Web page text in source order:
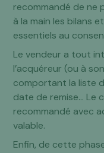
recommandé de ne
à la main les bilans
essentiels au
Le vendeur a tout
l’acquéreur (ou à
comportant la liste
date de remise… Le
recommandé avec
valable.
Enfin, de cette